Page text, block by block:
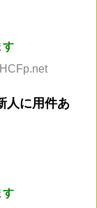
す
人に用件あ
す